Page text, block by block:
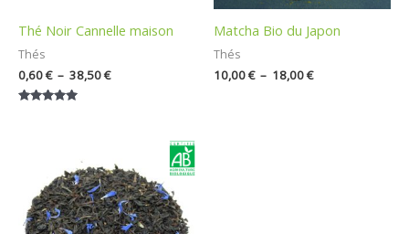
Thé Noir Cannelle maison
Thés
0,60€ – 38,50€
Matcha Bio du Japon
Thés
10,00€ – 18,00€
de
prix :
0,60 €
à
44,55 €